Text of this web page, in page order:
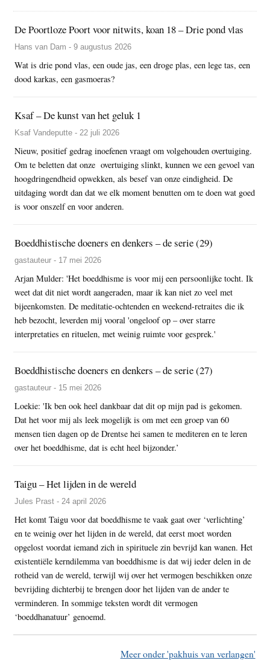
De Poortloze Poort voor nitwits, koan 18 – Drie pond vlas
Hans van Dam - 9 augustus 2026
Wat is drie pond vlas, een oude jas, een droge plas, een lege tas, een
dood karkas, een gasmoeras?
Ksaf – De kunst van het geluk 1
Ksaf Vandeputte - 22 juli 2026
Nieuw, positief gedrag inoefenen vraagt om volgehouden overtuiging.
Om te beletten dat onze overtuiging slinkt, kunnen we een gevoel van
hoogdringendheid opwekken, als besef van onze eindigheid. De
uitdaging wordt dan dat we elk moment benutten om te doen wat goed
is voor onszelf en voor anderen.
Boeddhistische doeners en denkers – de serie (29)
gastauteur - 17 mei 2026
Arjan Mulder: 'Het boeddhisme is voor mij een persoonlijke tocht. Ik
weet dat dit niet wordt aangeraden, maar ik kan niet zo veel met
bijeenkomsten. De meditatie-ochtenden en weekend-retraites die ik
heb bezocht, leverden mij vooral 'ongeloof op – over starre
interpretaties en rituelen, met weinig ruimte voor gesprek.'
Boeddhistische doeners en denkers – de serie (27)
gastauteur - 15 mei 2026
Loekie: 'Ik ben ook heel dankbaar dat dit op mijn pad is gekomen.
Dat het voor mij als leek mogelijk is om met een groep van 60
mensen tien dagen op de Drentse hei samen te mediteren en te leren
over het boeddhisme, dat is echt heel bijzonder.’
Taigu – Het lijden in de wereld
Jules Prast - 24 april 2026
Het komt Taigu voor dat boeddhisme te vaak gaat over ‘verlichting’
en te weinig over het lijden in de wereld, dat eerst moet worden
opgelost voordat iemand zich in spirituele zin bevrijd kan wanen. Het
existentiële kerndilemma van boeddhisme is dat wij ieder delen in de
rotheid van de wereld, terwijl wij over het vermogen beschikken onze
bevrijding dichterbij te brengen door het lijden van de ander te
verminderen. In sommige teksten wordt dit vermogen
‘boeddhanatuur’ genoemd.
Meer onder 'pakhuis van verlangen'